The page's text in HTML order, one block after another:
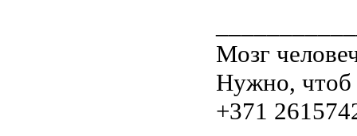
Мозг
Нужно, чтоб
+371